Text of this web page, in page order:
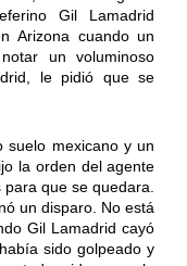
Gil Lamadrid
Arizona cuando un
un voluminoso
le pidió que se
suelo mexicano y un
la orden del agente
que se quedara.
un disparo. No está
Gil Lamadrid cayó
sido golpeado y